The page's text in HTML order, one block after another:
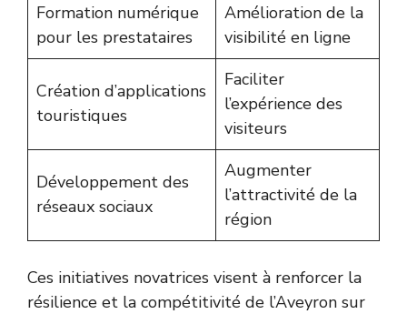
Formation numérique
pour les prestataires
Amélioration de la
visibilité en ligne
Création d’applications
touristiques
Faciliter
l’expérience des
visiteurs
Développement des
réseaux sociaux
Augmenter
l’attractivité de la
région
Ces initiatives novatrices visent à renforcer la
résilience et la compétitivité de l’Aveyron sur